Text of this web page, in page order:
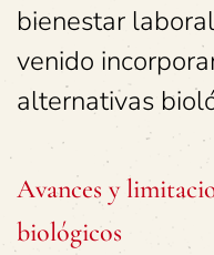
bienestar
venido
alternativas
Avances y
biológicos